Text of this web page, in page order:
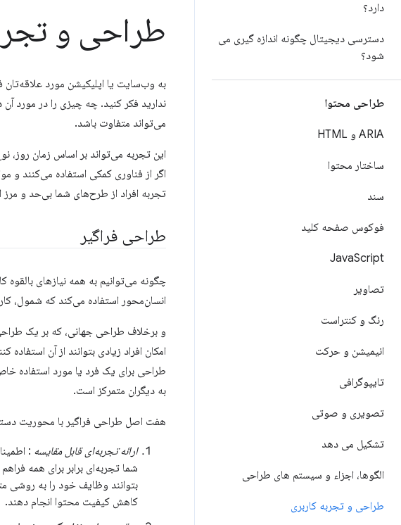
دارد؟
دسترسی دیجیتال چگونه اندازه گیری می
شود؟
طراحی محتوا
ARIA و HTML
ساختار محتوا
سند
فوکوس صفحه کلید
JavaScript
تصاویر
رنگ و کنتراست
انیمیشن و حرکت
تایپوگرافی
تصویری و صوتی
تشکیل می دهد
الگوها، اجزاء و سیستم های طراحی
طراحی و تجربه کاربری
طراحی و
به وب‌سایت یا اپلیکیشن مورد
ندارید فکر کنید. چه چیزی را در مورد
می‌تواند متفاوت باشد.
این تجربه می‌تواند بر اساس زمان روز،
اگر از فناوری کمکی استفاده می‌کنند و
تجربه افراد از طرح‌های شما بی‌حد و
طراحی فراگیر
چگونه می‌توانیم به همه نیازهای
انسان‌محور استفاده می‌کند که شمول،
و برخلاف طراحی جهانی، که بر یک
امکان افراد زیادی بتوانند از آن استفاده
طراحی برای یک فرد یا مورد
به دیگران متمرکز است.
هفت اصل طراحی فراگیر با محوریت
ارائه تجربه‌ای قابل مقایسه :
شما تجربه‌ای برابر برای همه
بتوانند وظایف خود را به روشی
کاهش کیفیت محتوا انجام دهند.